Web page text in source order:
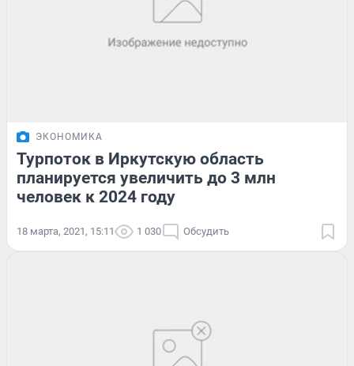
ЭКОНОМИКА
Турпоток в Иркутскую область
планируется увеличить до 3 млн
человек к 2024 году
18 марта, 2021, 15:11 1 030 Обсудить